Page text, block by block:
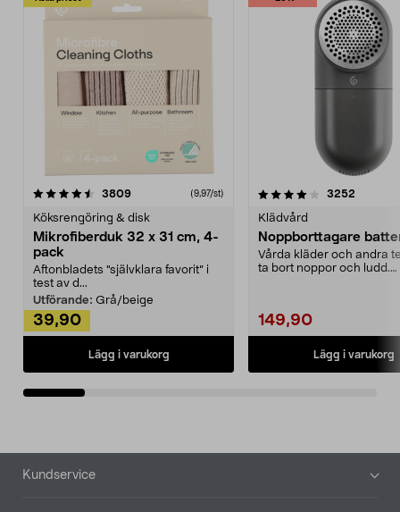
3809recensioner (9,97/st)
Köksrengöring & disk
Mikrofiberduk 32 x 31 cm, 4-
pack
Aftonbladets "självklara favorit” i
test av d...
Utförande: Grå/beige
39,90
Lägg i varukorg
4.0av 5 stjärnor 3252
Klädvård
Noppborttagare
Vårda kläder och andra
ta bort noppor och ludd.
149,90
Lägg i varukorg
4.5av 5 stjärnor
Sidfot
Kundservice